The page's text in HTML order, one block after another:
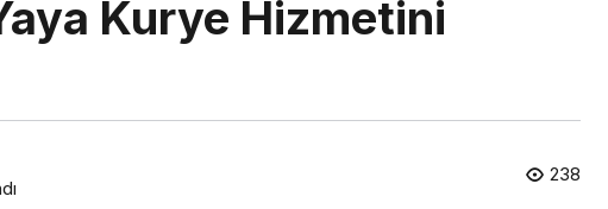
Kurye Hizmetini
238